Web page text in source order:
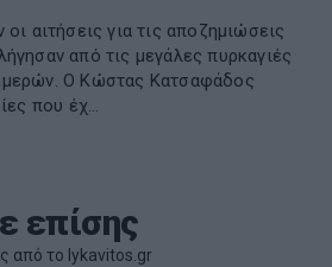
αιτήσεις για τις αποζημιώσεις
από τις μεγάλες πυρκαγιές
Ο Κώστας Κατσαφάδος
που έχ...
επίσης
από το lykavitos.gr